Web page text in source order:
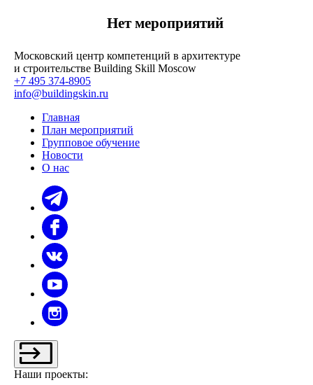
Нет мероприятий
Московский центр компетенций в архитектуре
и строительстве Building Skill Moscow
+7 495 374-8905
info@buildingskin.ru
Главная
План мероприятий
Групповое обучение
Новости
О нас
Наши проекты: